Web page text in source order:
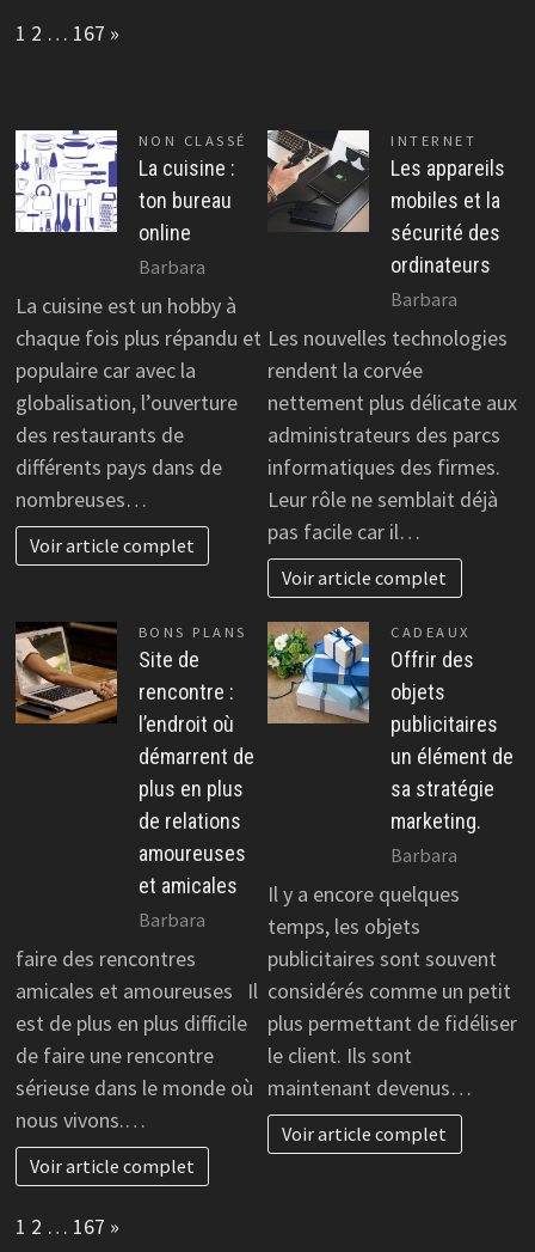
Page:
1 2 … 167 Next
»
NON CLASSÉ
La cuisine :
ton bureau
online
Barbara
La cuisine est un hobby à
chaque fois plus répandu et
populaire car avec la
globalisation, l’ouverture
des restaurants de
différents pays dans de
nombreuses…
Voir article complet
INTERNET
Les appareils
mobiles et la
sécurité des
ordinateurs
Barbara
Les nouvelles technologies
rendent la corvée
nettement plus délicate aux
administrateurs des parcs
informatiques des firmes.
Leur rôle ne semblait déjà
pas facile car il…
Voir article complet
BONS PLANS
Site de
rencontre :
l’endroit où
démarrent de
plus en plus
de relations
amoureuses
et amicales
Barbara
faire des rencontres
amicales et amoureuses Il
est de plus en plus difficile
de faire une rencontre
sérieuse dans le monde où
nous vivons.…
Voir article complet
CADEAUX
Offrir des
objets
publicitaires
un élément de
sa stratégie
marketing.
Barbara
Il y a encore quelques
temps, les objets
publicitaires sont souvent
considérés comme un petit
plus permettant de fidéliser
le client. Ils sont
maintenant devenus…
Voir article complet
Page:
1 2 … 167 Next
»